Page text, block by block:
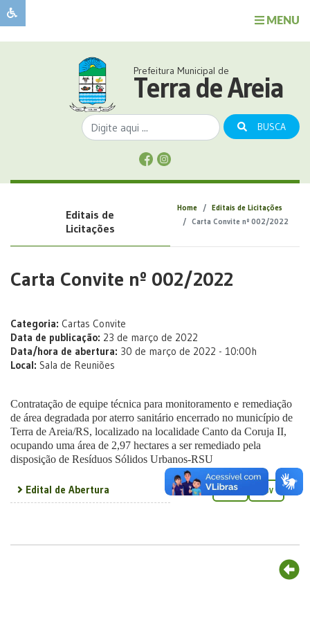
MENU
Sobre
Sobre
Prefeitura Municipal de
Terra de Areia
BUSCA
Editais de
Licitações
Home
Editais de Licitações
Carta Convite nº 002/2022
Carta Convite nº 002/2022
Categoria: Cartas Convite
Data de publicação: 23 de março de 2022
Data/hora de abertura: 30 de março de 2022 - 10:00h
Local: Sala de Reuniões
Contratação de equipe técnica para monitoramento e remediação
de área degradada por aterro sanitário encerrado no município de
Terra de Areia/RS, localizado na localidade Canto da Coruja II,
ocupando uma área de 2,97 hectares a ser remediado pela
disposição de Resíduos Sólidos Urbanos-RSU
Edital de Abertura TXT CSV